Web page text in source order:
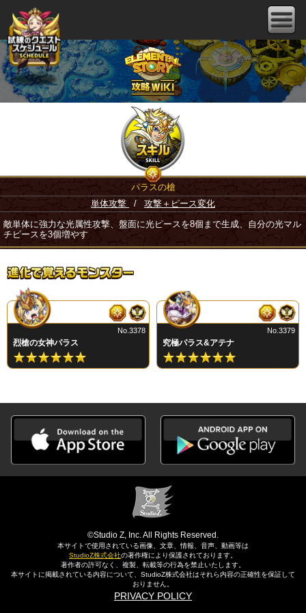
パラスの槍
単体攻撃
/ 攻撃＋ピース変化
敵単体に強力な光属性攻撃、盤面に光ピースを8個まで生成、自分の光マル
チピースを3個増やす
烈槍の女神パラス
No.3378
究極パラス&アテナ
No.3379
©Studio Z, Inc. All Rights Reserved.
本サイトで使用されている画像、文章、情報、音声、動画等は
StudioZ株式会社の著作権により保護されております。
著作者の許可なく、複製、転載等の行為を禁止いたします。
本サイトに掲載されている内容について、StudioZ株式会社はそれら内容の正確性を保証して
おりません。
PRIVACY POLICY